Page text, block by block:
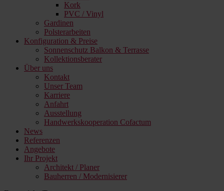
Kork
PVC / Vinyl
Gardinen
Polsterarbeiten
Konfiguration & Preise
Sonnenschutz Balkon & Terrasse
Kollektionsberater
Über uns
Kontakt
Unser Team
Karriere
Anfahrt
Ausstellung
Handwerkskooperation Cofactum
News
Referenzen
Angebote
Ihr Projekt
Architekt / Planer
Bauherren / Modernisierer